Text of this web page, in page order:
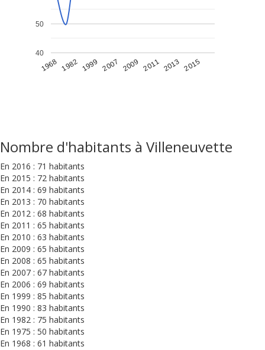
1968 1982 1999 2007 2009 2011 2013 2015
40
50
Nombre d'habitants à Villeneuvette
En 2016 : 71 habitants
En 2015 : 72 habitants
En 2014 : 69 habitants
En 2013 : 70 habitants
En 2012 : 68 habitants
En 2011 : 65 habitants
En 2010 : 63 habitants
En 2009 : 65 habitants
En 2008 : 65 habitants
En 2007 : 67 habitants
En 2006 : 69 habitants
En 1999 : 85 habitants
En 1990 : 83 habitants
En 1982 : 75 habitants
En 1975 : 50 habitants
En 1968 : 61 habitants